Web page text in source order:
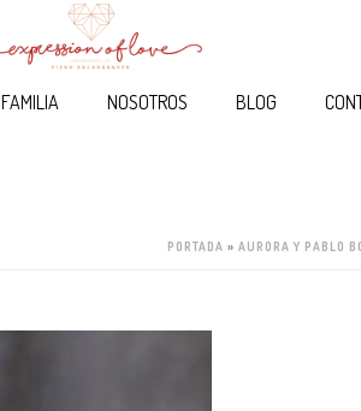
FAMILIA NOSOTROS BLOG
PORTADA » AURORA Y PABLO